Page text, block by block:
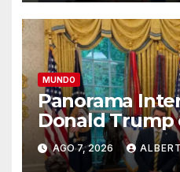
MUNDO
Panorama
Donald Trump
jefe de
problemas
AGO 7, 2026